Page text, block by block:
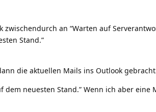
zwischendurch an “Warten auf
Stand.”
die aktuellen Mails ins Outlook
neuesten Stand.” Wenn ich aber eine